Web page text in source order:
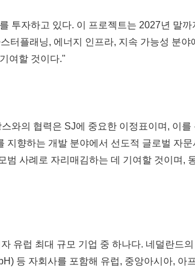
투자하고 있다. 이 프로젝트는 2027년 말까
터플래닝, 에너지 인프라, 지속 가능성 분야
여할 것이다."
와의 협력은 SJ에 중요한 이정표이며, 이를
향하는 개발 분야에서 선도적 글로벌 자
사례로 자리매김하는 데 기여할 것이며,
유럽 최대 규모 기업 중 하나다. 네덜란드
등 자회사를 포함해 유럽, 중앙아시아, 아